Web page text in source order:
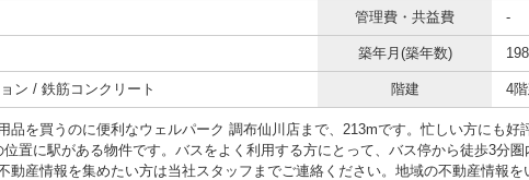
管理費・共益費 -
築年月(築年数)
ン / 鉄筋コンクリート 階建 4
品を買うのに便利なウェルパーク 調布仙川店まで、213mです。忙しい方にも好
位置に駅がある物件です。バスをよく利用する方にとって、バス停から徒歩3分
動産情報を集めたい方は当社スタッフまでご連絡ください。地域の不動産情報を